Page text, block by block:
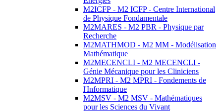
M2ICFP - M2 ICFP - Centre International
de Physique Fondamentale
M2MARES - M2 PBR - Physique par
Recherche
M2MATHMOD - M2 MM - Modélisation
Mathématique
M2MECENCLI - M2 MECENCLI -
Génie Mécanique pour les Cliniciens
M2MPRI - M2 MPRI - Fondements de
l'Informatique
M2MSV - M2 MSV - Mathématiques
pour les Sciences du Vivant